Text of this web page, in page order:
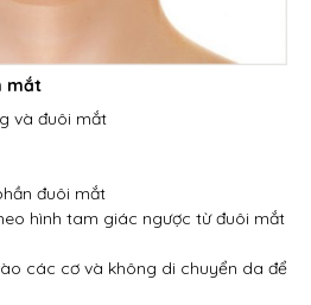
mắt
và đuôi mắt
đuôi mắt
hình tam giác ngược từ đuôi mắt
các cơ và không di chuyển da để